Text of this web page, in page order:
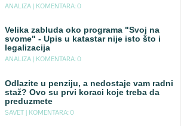
ANALIZA | KOMENTARA: 0
Velika zabluda oko programa "Svoj na
svome" - Upis u katastar nije isto što i
legalizacija
ANALIZA | KOMENTARA: 0
Odlazite u penziju, a nedostaje vam radni
staž? Ovo su prvi koraci koje treba da
preduzmete
SAVET | KOMENTARA: 0